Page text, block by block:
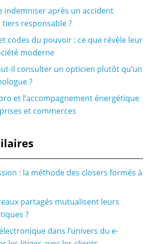
indemniser après un accident
responsable ?
codes du pouvoir : ce que révèle leur
moderne
il consulter un opticien plutôt qu’un
?
et l’accompagnement énergétique
et commerces
: la méthode des closers formés à
partagés mutualisent leurs
?
dans l’univers du e-